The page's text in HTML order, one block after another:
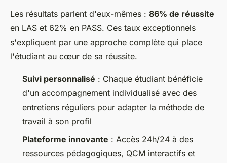
Les résultats parlent d'eux-mêmes : 86% de réussite
en LAS et 62% en PASS. Ces taux exceptionnels
s'expliquent par une approche complète qui place
l'étudiant au cœur de sa réussite.
Suivi personnalisé : Chaque étudiant bénéficie
d'un accompagnement individualisé avec des
entretiens réguliers pour adapter la méthode de
travail à son profil
Plateforme innovante : Accès 24h/24 à des
ressources pédagogiques, QCM interactifs et